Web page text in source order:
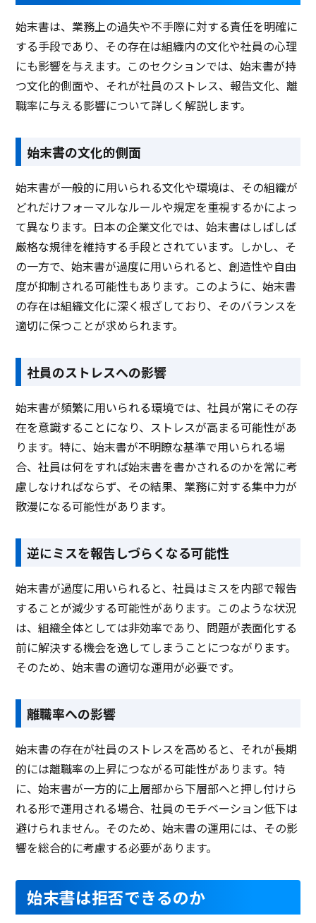
始末書は、業務上の過失や不手際に対する責任を明確に
する手段であり、その存在は組織内の文化や社員の心理
にも影響を与えます。このセクションでは、始末書が持
つ文化的側面や、それが社員のストレス、報告文化、離
職率に与える影響について詳しく解説します。
始末書の文化的側面
始末書が一般的に用いられる文化や環境は、その組織が
どれだけフォーマルなルールや規定を重視するかによっ
て異なります。日本の企業文化では、始末書はしばしば
厳格な規律を維持する手段とされています。しかし、そ
の一方で、始末書が過度に用いられると、創造性や自由
度が抑制される可能性もあります。このように、始末書
の存在は組織文化に深く根ざしており、そのバランスを
適切に保つことが求められます。
社員のストレスへの影響
始末書が頻繁に用いられる環境では、社員が常にその存
在を意識することになり、ストレスが高まる可能性があ
ります。特に、始末書が不明瞭な基準で用いられる場
合、社員は何をすれば始末書を書かされるのかを常に考
慮しなければならず、その結果、業務に対する集中力が
散漫になる可能性があります。
逆にミスを報告しづらくなる可能性
始末書が過度に用いられると、社員はミスを内部で報告
することが減少する可能性があります。このような状況
は、組織全体としては非効率であり、問題が表面化する
前に解決する機会を逸してしまうことにつながります。
そのため、始末書の適切な運用が必要です。
離職率への影響
始末書の存在が社員のストレスを高めると、それが長期
的には離職率の上昇につながる可能性があります。特
に、始末書が一方的に上層部から下層部へと押し付けら
れる形で運用される場合、社員のモチベーション低下は
避けられません。そのため、始末書の運用には、その影
響を総合的に考慮する必要があります。
始末書は拒否できるのか